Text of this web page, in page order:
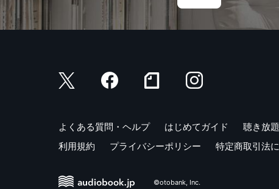
よくある質問・ヘルプ はじめてガイド 聴き放
利用規約
プライバシーポリシー 特定商取引法
©otobank, Inc.